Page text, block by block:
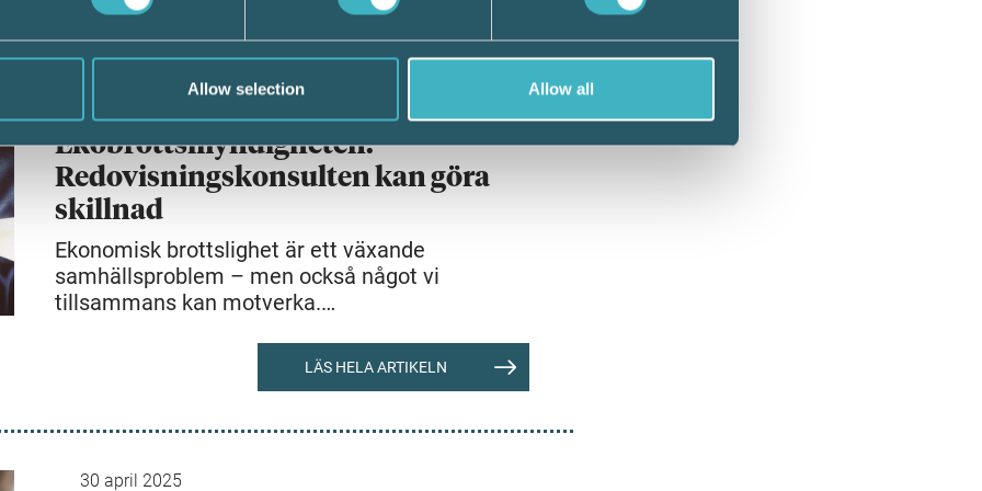
Allow selection Allow all
Ekobrottsmyndigheten:
Redovisningskonsulten kan göra
skillnad
Ekonomisk brottslighet är ett växande
samhällsproblem – men också något vi
tillsammans kan motverka.…
LÄS HELA ARTIKELN
30 april 2025